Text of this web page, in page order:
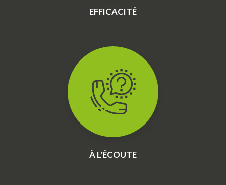
EFFICACITÉ
À L'ÉCOUTE